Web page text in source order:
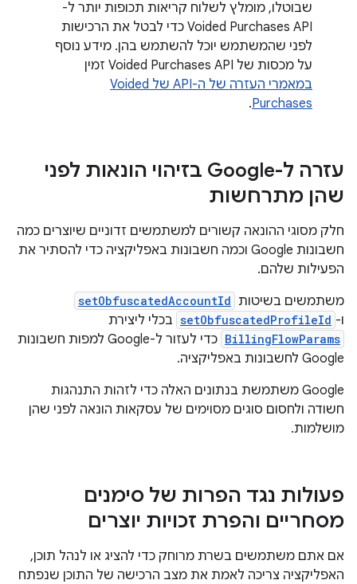
שבוטלו, מומלץ לשלוח קריאות תכופות יותר ל-
Voided Purchases API כדי לבטל את הרכישות
לפני שהמשתמש יוכל להשתמש בהן. מידע נוסף
על מכסות של Voided Purchases API זמין
במאמרי העזרה של ה-API של Voided
Purchases
.
עזרה ל-Google בזיהוי הונאות לפני
שהן מתרחשות
חלק מסוגי ההונאה קשורים למשתמשים זדוניים שיוצרים כמה
חשבונות Google וכמה חשבונות באפליקציה כדי להסתיר את
הפעילות שלהם.
משתמשים בשיטות setObfuscatedAccountId
ו- setObfuscatedProfileId בכלי ליצירת
BillingFlowParams
כדי לעזור ל-Google למפות חשבונות
Google לחשבונות באפליקציה.
‫Google משתמשת בנתונים האלה כדי לזהות התנהגות
חשודה ולחסום סוגים מסוימים של עסקאות הונאה לפני שהן
מושלמות.
פעולות נגד הפרות של סימנים
מסחריים והפרת זכויות יוצרים
אם אתם משתמשים בשרת מרוחק כדי להציג או לנהל תוכן,
האפליקציה צריכה לאמת את מצב הרכישה של התוכן שנפתח